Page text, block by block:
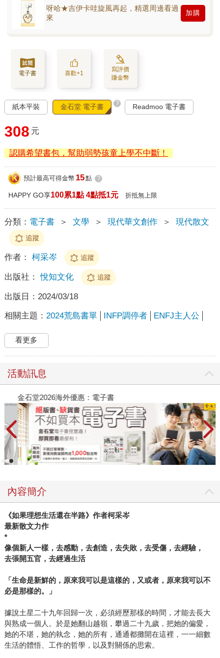
呀哈★吉伊卡哇旋風再起，精選周邊看過
來
加購
電子書 喜歡+1
寫評價
賺金幣
紙本平裝 金石堂 電子書 ? Readmoo 電子書
308 元
認購希望書包，幫助弱勢孩童上學不中斷！
預計最高可得金幣 15點 ?
HAPPY GO享100累1點 4點抵1元 折抵無上限
分類： 電子書 ＞ 文學 ＞ 現代華文創作 ＞ 現代散文
追蹤
作者： 柯采岑 追蹤
出版社： 悅知文化 追蹤
出版日： 2024/03/18
相關主題： 2024荒島書單 INFP調停者 ENFJ主人公
看更多
活動訊息
金石堂2026海外優惠：電子書
內容簡介
《如果理想生活還在半路》作者柯采岑
最新散文力作
*
像個新人一樣，去感動，去創造，去失敗，去受傷，去經驗，
去張開五官，去經過生活
「生命是新鮮的，原來我可以是這樣的，又或者，原來我可以不
必是那樣的。」
據說土星二十九年回歸一次，必須經歷那樣的時間，才能去長大
與熟成一個人。於是她翻山越嶺，攀過二十九歲，把她的偏愛，
她的不堪，她的執念，她的所有，通通都攤開在這裡，一一細數
生活的體悟、工作的哲學，以及對關係的思索。